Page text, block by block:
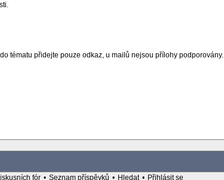
tématu přidejte pouze odkaz, u mailů nejsou přílohy podporovány.
fór • Seznam příspěvků • Hledat • Přihlásit se